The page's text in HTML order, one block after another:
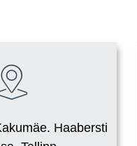
Haabersti